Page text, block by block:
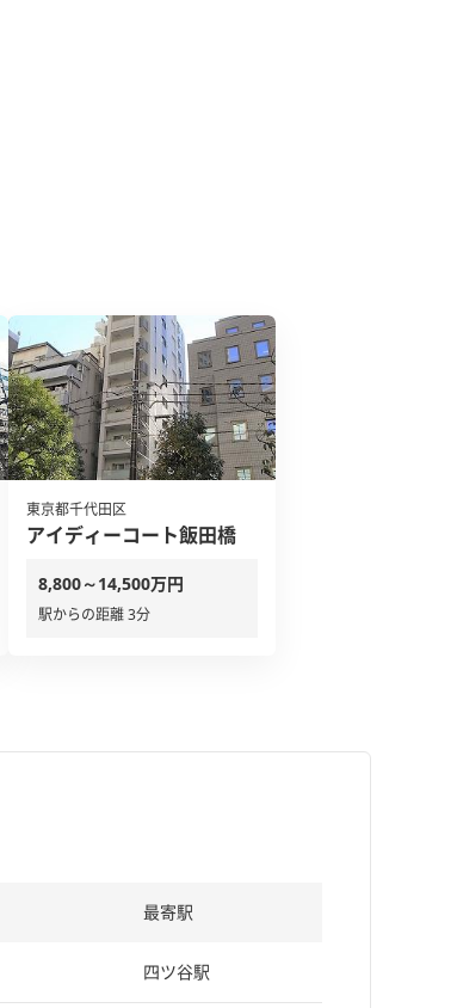
東京都千代田区
アイディーコート飯田橋
8,800～14,500万円
駅からの距離 3分
最寄駅
四ツ谷駅